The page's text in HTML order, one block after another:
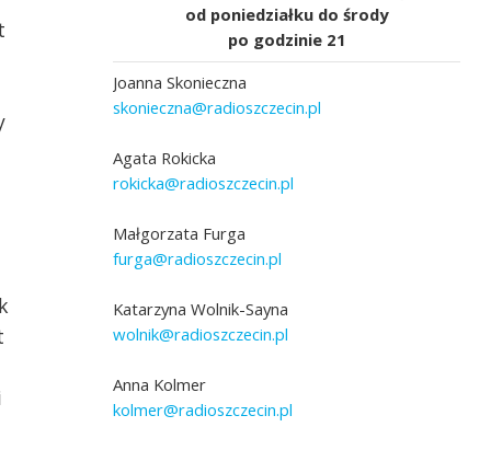
do którego
jest Ewa Ornacka
się kiedyś bałaś" -
Sayny
Skonieczna
od poniedziałku do środy
po godzinie 21
Joanna Skonieczna
skonieczna@radioszczecin.pl
Agata Rokicka
rokicka@radioszczecin.pl
Małgorzata Furga
furga@radioszczecin.pl
Katarzyna Wolnik-Sayna
wolnik@radioszczecin.pl
Anna Kolmer
kolmer@radioszczecin.pl